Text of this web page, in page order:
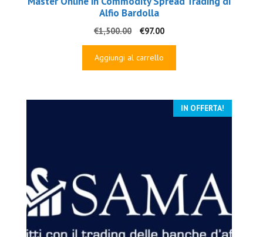
Alfio Bardolla
€1,500.00
Il
prezzo
originale
€97.00Il
prezzo
Aggiungi al carrello
IN OFFERTA!